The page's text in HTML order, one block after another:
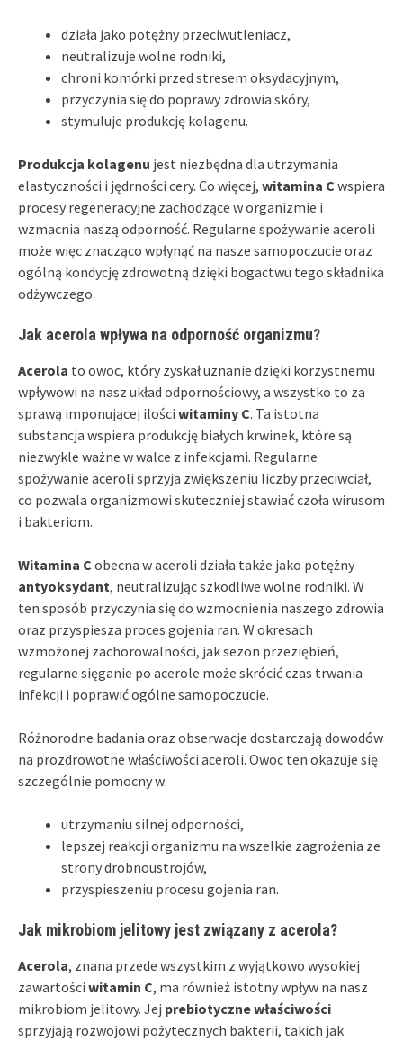
działa jako potężny przeciwutleniacz,
neutralizuje wolne rodniki,
chroni komórki przed stresem oksydacyjnym,
przyczynia się do poprawy zdrowia skóry,
stymuluje produkcję kolagenu.
Produkcja kolagenu jest niezbędna dla utrzymania
elastyczności i jędrności cery. Co więcej, witamina C wspiera
procesy regeneracyjne zachodzące w organizmie i
wzmacnia naszą odporność. Regularne spożywanie aceroli
może więc znacząco wpłynąć na nasze samopoczucie oraz
ogólną kondycję zdrowotną dzięki bogactwu tego składnika
odżywczego.
Jak acerola wpływa na odporność organizmu?
Acerola to owoc, który zyskał uznanie dzięki korzystnemu
wpływowi na nasz układ odpornościowy, a wszystko to za
sprawą imponującej ilości witaminy C. Ta istotna
substancja wspiera produkcję białych krwinek, które są
niezwykle ważne w walce z infekcjami. Regularne
spożywanie aceroli sprzyja zwiększeniu liczby przeciwciał,
co pozwala organizmowi skuteczniej stawiać czoła wirusom
i bakteriom.
Witamina C obecna w aceroli działa także jako potężny
antyoksydant, neutralizując szkodliwe wolne rodniki. W
ten sposób przyczynia się do wzmocnienia naszego zdrowia
oraz przyspiesza proces gojenia ran. W okresach
wzmożonej zachorowalności, jak sezon przeziębień,
regularne sięganie po acerole może skrócić czas trwania
infekcji i poprawić ogólne samopoczucie.
Różnorodne badania oraz obserwacje dostarczają dowodów
na prozdrowotne właściwości aceroli. Owoc ten okazuje się
szczególnie pomocny w:
utrzymaniu silnej odporności,
lepszej reakcji organizmu na wszelkie zagrożenia ze
strony drobnoustrojów,
przyspieszeniu procesu gojenia ran.
Jak mikrobiom jelitowy jest związany z acerola?
Acerola, znana przede wszystkim z wyjątkowo wysokiej
zawartości witamin C, ma również istotny wpływ na nasz
mikrobiom jelitowy. Jej prebiotyczne właściwości
sprzyjają rozwojowi pożytecznych bakterii, takich jak